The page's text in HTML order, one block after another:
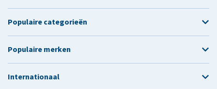
Populaire categorieën
Populaire merken
Internationaal